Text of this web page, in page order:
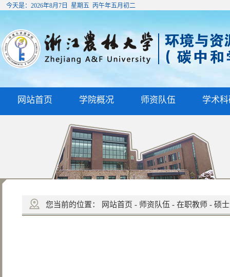
今天是： 2026年8月7日 星期五 丙午年五月初二
网站首页 学院概况 师资队伍 学术
您当前的位置： 网站首页 - 师资队伍 - 在职教师 - 硕